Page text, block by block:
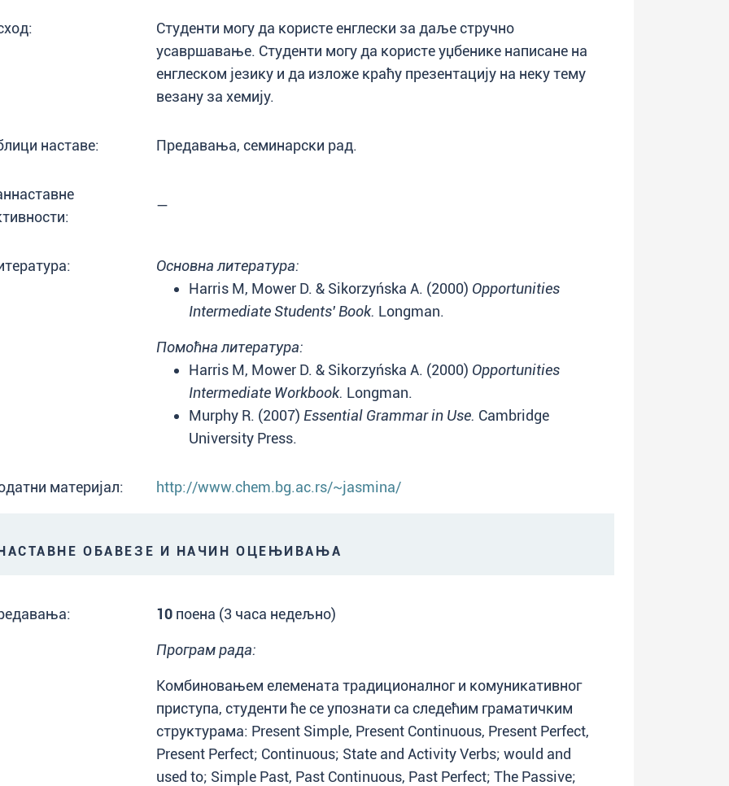
Студенти могу да користе енглески за даље стручно
усавршавање. Студенти могу да користе уџбенике написане на
енглеском језику и да изложе краћу презентацију на неку тему
везану за хемију.
наставе: Предавања, семинарски рад.
—
Основна литература:
Harris M, Mower D. & Sikorzyńska A. (2000) Opportunities
Intermediate Students' Book. Longman.
Помоћна литература:
Harris M, Mower D. & Sikorzyńska A. (2000) Opportunities
Intermediate Workbook. Longman.
Murphy R. (2007) Essential Grammar in Use. Cambridge
University Press.
материјал: http://www.chem.bg.ac.rs/~jasmina/
ОБАВЕЗЕ И НАЧИН ОЦЕЊИВАЊА
10 поена (3 часа недељно)
Програм рада:
Комбиновањем елемената традиционалног и комуникативног
приступа, студенти ће се упознати са следећим граматичким
структурама: Present Simple, Present Continuous, Present Perfect,
Present Perfect; Continuous; State and Activity Verbs; would and
used to; Simple Past, Past Continuous, Past Perfect; The Passive;